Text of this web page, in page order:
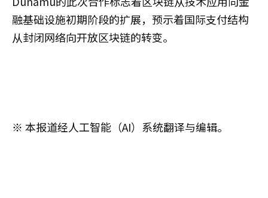
融基础设施初期阶段的扩展，预示着国际支付结构
从封闭网络向开放区块链的转变。
※ 本报道经人工智能（AI）系统翻译与编辑。